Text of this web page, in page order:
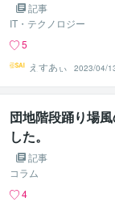
記事
IT・テクノロジー
5
えすあぃ
2023/04/
団地階段踊り場
した。
記事
コラム
4